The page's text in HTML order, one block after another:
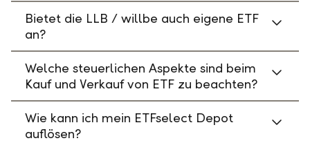
Bietet die LLB / willbe auch eigene ETF
an?
Welche steuerlichen Aspekte sind beim
Kauf und Verkauf von ETF zu beachten?
Wie kann ich mein ETFselect Depot
auflösen?